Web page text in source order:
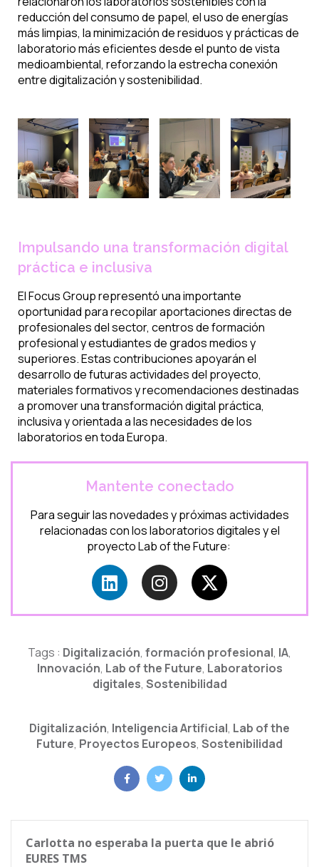
reducción del consumo de papel, el uso de energías
más limpias, la minimización de residuos y prácticas de
laboratorio más eficientes desde el punto de vista
medioambiental, reforzando la estrecha conexión
entre digitalización y sostenibilidad.
Impulsando una transformación digital
práctica e inclusiva
El Focus Group representó una importante
oportunidad para recopilar aportaciones directas de
profesionalesdel sector, centros deformación
profesional y estudiantes de grados medios y
superiores. Estas contribuciones apoyarán el
desarrollo de futuras actividades del proyecto,
materiales formativos y recomendaciones destinadas
a promover una transformación digital práctica,
inclusiva y orientada a las necesidades de los
laboratorios en toda Europa.
Mantente conectado
Para seguir las novedades y próximas actividades
relacionadas con los laboratorios digitales y el
proyectoLaboftheFuture:
Tags : Digitalización, formación profesional, IA,
Innovación, Lab of the Future, Laboratorios
digitales, Sostenibilidad
Digitalización, Inteligencia Artificial, Lab of the
Future, Proyectos Europeos, Sostenibilidad
Carlotta no esperaba la puerta que le abrió
EURES TMS